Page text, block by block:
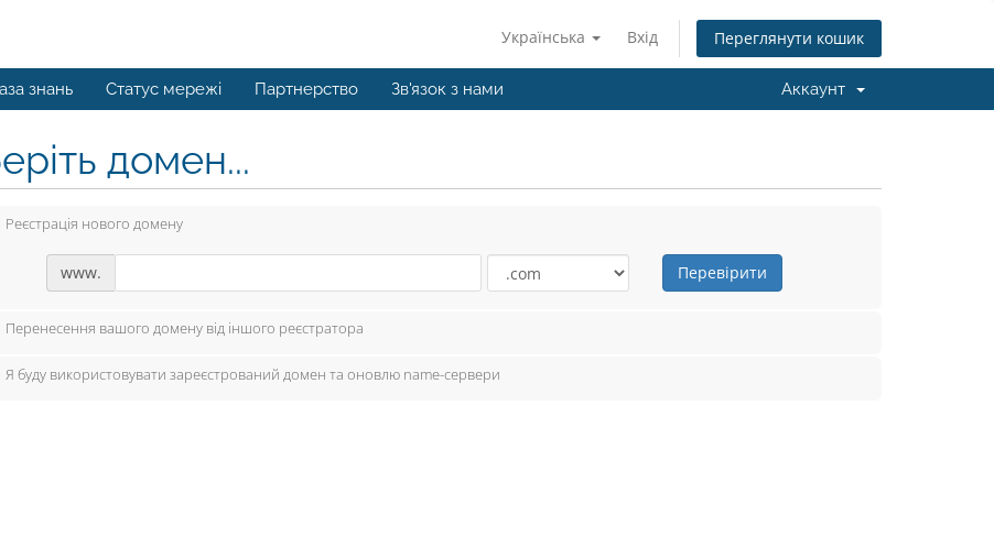
Українська Вхід Переглянути кошик
знань Статус мережі Партнерство Зв'язок з нами Аккаунт
домен...
Реєстрація нового домену
www. Перевірити
Перенесення вашого домену від іншого реєстратора
Я буду використовувати зареєстрований домен та оновлю name-сервери